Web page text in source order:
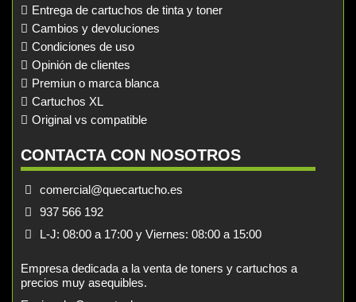
Entrega de cartuchos de tinta y toner
Cambios y devoluciones
Condiciones de uso
Opinión de clientes
Premiun o marca blanca
Cartuchos XL
Original vs compatible
CONTACTA CON NOSOTROS
comercial@quecartucho.es
937 566 192
L-J: 08:00 a 17:00 y Viernes: 08:00 a 15:00
Empresa dedicada a la venta de toners y cartuchos a
precios muy asequibles.